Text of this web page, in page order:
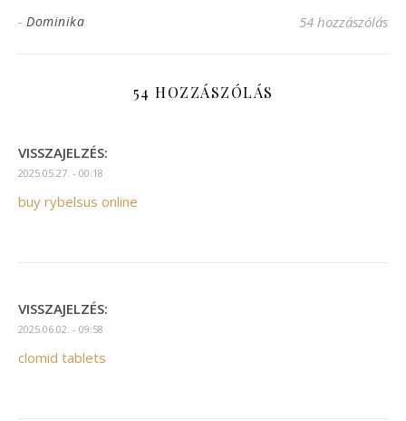
- Dominika 54 hozzászólás
54 HOZZÁSZÓLÁS
VISSZAJELZÉS:
2025.05.27. - 00:18
buy rybelsus online
VISSZAJELZÉS:
2025.06.02. - 09:58
clomid tablets